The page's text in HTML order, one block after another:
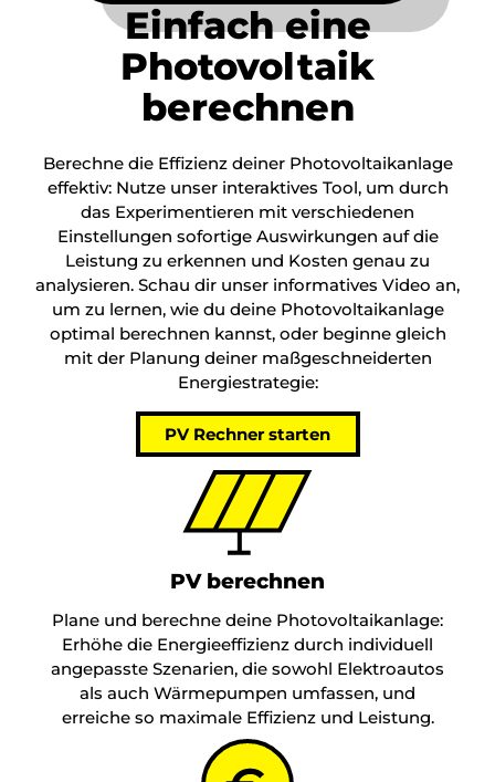
Einfach eine
Photovoltaik
berechnen
Berechne die Effizienz deiner Photovoltaikanlage
effektiv: Nutze unser interaktives Tool, um durch
das Experimentieren mit verschiedenen
Einstellungen sofortige Auswirkungen auf die
Leistung zu erkennen und Kosten genau zu
analysieren. Schau dir unser informatives Video an,
um zu lernen, wie du deine Photovoltaikanlage
optimal berechnen kannst, oder beginne gleich
mit der Planung deiner maßgeschneiderten
Energiestrategie:
PV Rechner starten
PV berechnen
Plane und berechne deine Photovoltaikanlage:
Erhöhe die Energieeffizienz durch individuell
angepasste Szenarien, die sowohl Elektroautos
als auch Wärmepumpen umfassen, und
erreiche so maximale Effizienz und Leistung.